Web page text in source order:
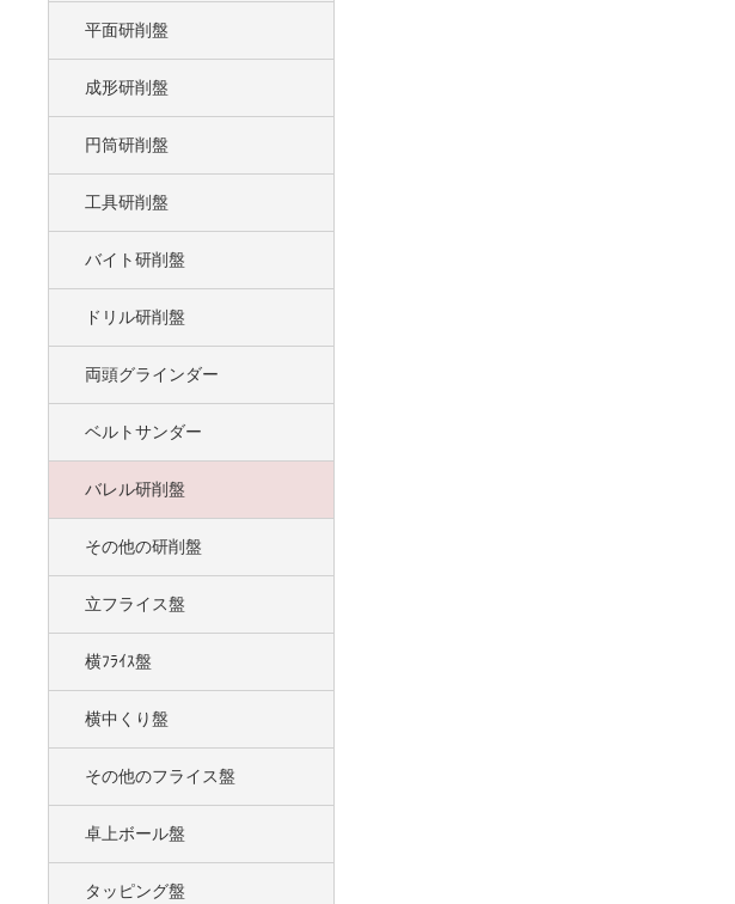
平面研削盤
成形研削盤
円筒研削盤
工具研削盤
バイト研削盤
ドリル研削盤
両頭グラインダー
ベルトサンダー
バレル研削盤
その他の研削盤
立フライス盤
横ﾌﾗｲｽ盤
横中くり盤
その他のフライス盤
卓上ボール盤
タッピング盤